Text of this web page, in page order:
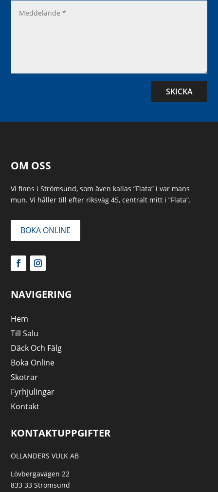
SKICKA
OM OSS
Vi finns i Strömsund, som även kallas ”Flata” i var mans
mun. Vi håller till efter riksväg 45, centralt mitt i ”Flata”.
BOKA ONLINE
NAVIGERING
Hem
Till Salu
Däck Och Fälg
Boka Online
Skotrar
Fyrhjulingar
Kontakt
KONTAKTUPPGIFTER
OLLANDERS VULK AB
Lövbergavägen 22
833 33 Strömsund